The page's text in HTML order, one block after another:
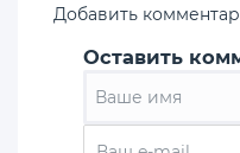
Добавить
Оставить